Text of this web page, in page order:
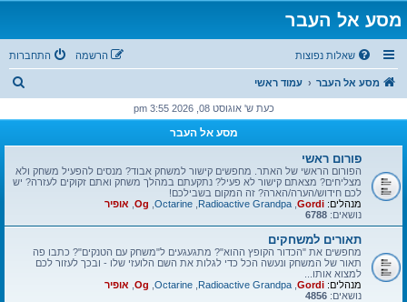
מסע אל העבר
שאלות נפוצות התחברות הרשמה
מסע אל העבר עמוד ראשי
ו
כעת ש' אוגוסט 08, 2026 3:55 pm
מסע אל העבר
פורום ראשי
הפורום הראשי של האתר. מחפשים קישור למשחק אבוד? מנסים להפעיל משחק ולא
מצליחים? מצאתם קישור לא פעיל? נתקעתם במהלך משחק ואתם זקוקים לעזרה? יש
לכם חידוש/הערה/הארה? זה המקום בשבילכם!
מנהלים: Gordi
Radioactive Grandpa
Octarine
Og אופיר
נושאים: 6788
תאורים למשחקים
מחפשים את "הכדור הקופץ ההוא"? מתגעגעים ל"משחק עם הטנקים"? כתבו פה
תאור של המשחק ונעשה הכל כדי לגלות את השם הלועזי שלו - ובכך לעזור לכם
למצוא אותו...
מנהלים: Gordi
Radioactive Grandpa
Octarine
Og אופיר
נושאים: 4856